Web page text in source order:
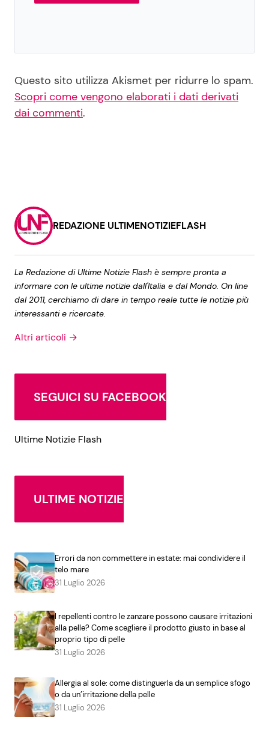
Questo sito utilizza Akismet per ridurre lo spam.
Scopri come vengono elaborati i dati derivati
dai commenti.
REDAZIONE ULTIMENOTIZIEFLASH
La Redazione di Ultime Notizie Flash è sempre pronta a
informare con le ultime notizie dall'Italia e dal Mondo. On line
dal 2011, cerchiamo di dare in tempo reale tutte le notizie più
interessanti e ricercate.
Altri articoli →
SEGUICI SU FACEBOOK
Ultime Notizie Flash
ULTIME NOTIZIE
Errori da non commettere in estate: mai condividere il
telo mare
31 Luglio 2026
I repellenti contro le zanzare possono causare irritazioni
alla pelle? Come scegliere il prodotto giusto in base al
proprio tipo di pelle
31 Luglio 2026
Allergia al sole: come distinguerla da un semplice sfogo
o da un’irritazione della pelle
31 Luglio 2026